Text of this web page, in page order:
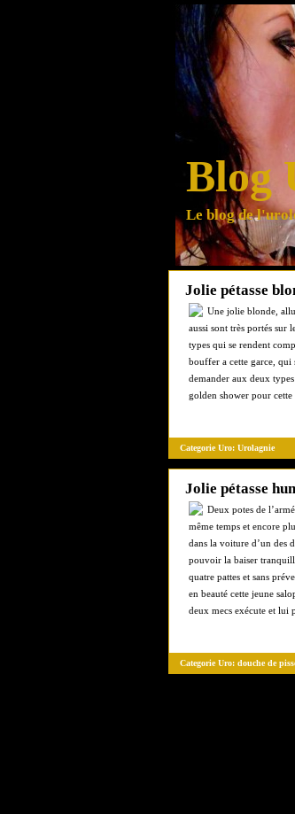
Blog
Le blog de
Jolie pétasse
Une jolie blonde,
aussi sont très portés sur
types qui se rendent
bouffer a cette garce, qui
demander aux deux
golden shower pour cette
Categorie Uro: Urolagnie
Jolie pétasse
Deux potes de
même temps et encore
dans la voiture d’un des
pouvoir la baiser
quatre pattes et sans
en beauté cette jeune
deux mecs exécute et lui
Categorie Uro: douche de